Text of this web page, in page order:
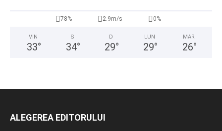
78% 2.9m/s 0%
VIN
33°
S
34°
D
29°
LUN
29°
MAR
26°
ALEGEREA EDITORULUI